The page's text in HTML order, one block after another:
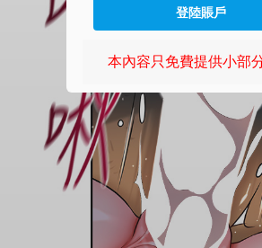
登陸賬戶
本內容只免費提供小部